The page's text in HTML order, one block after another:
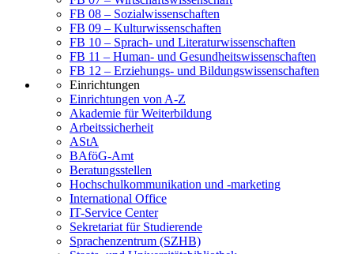
FB 08 – Sozialwissenschaften
FB 09 – Kulturwissenschaften
FB 10 – Sprach- und Literaturwissenschaften
FB 11 – Human- und Gesundheitswissenschaften
FB 12 – Erziehungs- und Bildungswissenschaften
Einrichtungen
Einrichtungen von A-Z
Akademie für Weiterbildung
Arbeitssicherheit
AStA
BAföG-Amt
Beratungsstellen
Hochschulkommunikation und -marketing
International Office
IT-Service Center
Sekretariat für Studierende
Sprachenzentrum (SZHB)